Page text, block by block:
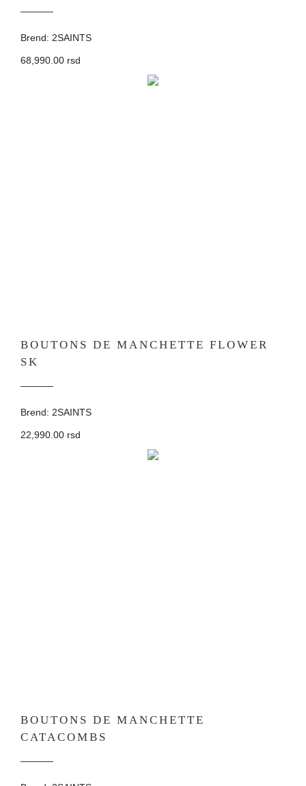
Brend: 2SAINTS
68,990.00 rsd
BOUTONS DE MANCHETTE FLOWER
SK
Brend: 2SAINTS
22,990.00 rsd
BOUTONS DE MANCHETTE
CATACOMBS